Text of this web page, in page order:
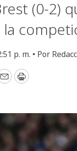
(0-2)
p. m. • Por
EmailPrint